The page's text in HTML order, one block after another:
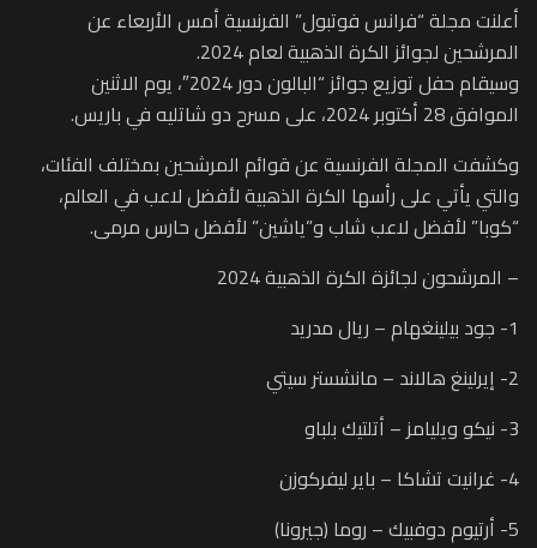
أعلنت مجلة “فرانس فوتبول” الفرنسية أمس الأربعاء عن
المرشحين لجوائز الكرة الذهبية لعام 2024.
وسيقام حفل توزيع جوائز “البالون دور 2024″، يوم الاثنين
الموافق 28 أكتوبر 2024، على مسرح دو شاتليه في باريس.
وكشفت المجلة الفرنسية عن قوائم المرشحين بمختلف الفئات،
والتي يأتي على رأسها الكرة الذهبية لأفضل لاعب في العالم،
“كوبا” لأفضل لاعب شاب و”ياشين” لأفضل حارس مرمى.
– المرشحون لجائزة الكرة الذهبية 2024
1- جود بيلينغهام – ريال مدريد
2- إيرلينغ هالاند – مانشستر سيتي
3- نيكو ويليامز – أتلتيك بلباو
4- غرانيت تشاكا – باير ليفركوزن
5- أرتيوم دوفبيك – روما (جيرونا)